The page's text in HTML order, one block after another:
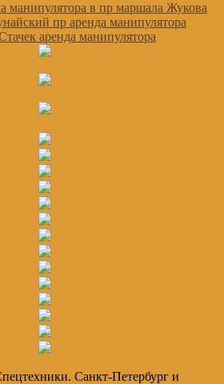
манипулятора в пр маршала Жукова
пр аренда манипулятора
аренда манипулятора
Санкт-Петербург и